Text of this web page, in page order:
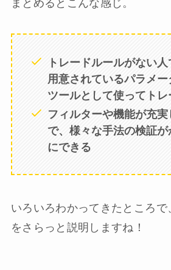
トレードルールがない
用意されているパラメ
ツールとして使ってト
フィルターや機能が充
で、様々な手法の検証
にできる
いろいろわかってきたところ
をさらっと説明しますね！